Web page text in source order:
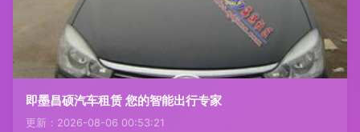
即墨昌硕汽车租赁 您的智能出行专家
更新：2026-08-06 00:53:21